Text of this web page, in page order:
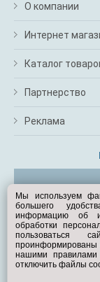
О компании
Интернет
Каталог
Партнерство
Реклама
Мы используем
большего
информацию об
обработки
пользоваться
проинформированы
нашими
отключить файлы